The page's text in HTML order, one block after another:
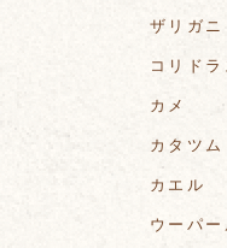
ザリガニ
コリドラ
カメ
カタツム
カエル
ウーパ